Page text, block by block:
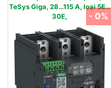
TeSys Giga, 28…115 A, loại 5E…
30E,
- 0%